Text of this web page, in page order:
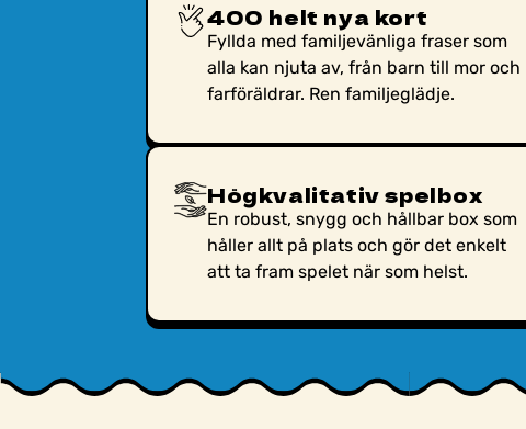
400 helt nya kort
Fyllda med familjevänliga fraser som
alla kan njuta av, från barn till mor och
farföräldrar. Ren familjeglädje.
Högkvalitativ spelbox
En robust, snygg och hållbar box som
håller allt på plats och gör det enkelt
att ta fram spelet när som helst.